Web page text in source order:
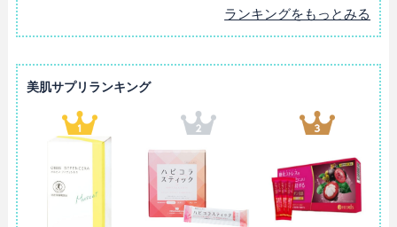
ランキングをもっとみる
美肌サプリランキング